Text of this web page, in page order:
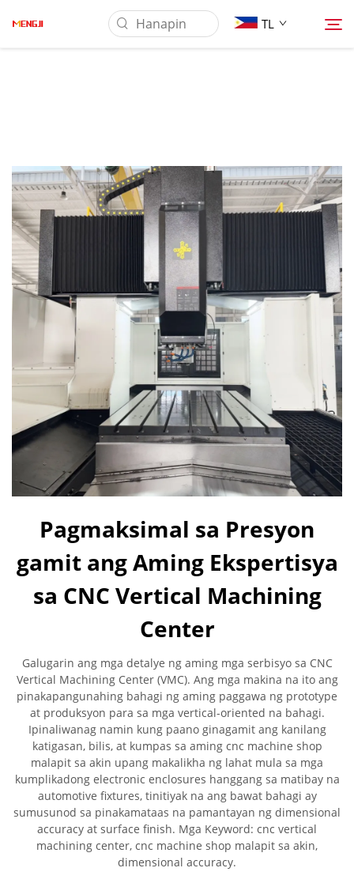
TL
Pag-aaplay
Ilagay
Balita
Makipag-ugnayan sa Amin
Pagmaksimal sa Presyon
gamit ang Aming Ekspertisya
sa CNC Vertical Machining
Center
Galugarin ang mga detalye ng aming mga serbisyo sa CNC
Vertical Machining Center (VMC). Ang mga makina na ito ang
pinakapangunahing bahagi ng aming paggawa ng prototype
at produksyon para sa mga vertical-oriented na bahagi.
Ipinaliwanag namin kung paano ginagamit ang kanilang
katigasan, bilis, at kumpas sa aming cnc machine shop
malapit sa akin upang makalikha ng lahat mula sa mga
kumplikadong electronic enclosures hanggang sa matibay na
automotive fixtures, tinitiyak na ang bawat bahagi ay
sumusunod sa pinakamataas na pamantayan ng dimensional
accuracy at surface finish. Mga Keyword: cnc vertical
machining center, cnc machine shop malapit sa akin,
dimensional accuracy.